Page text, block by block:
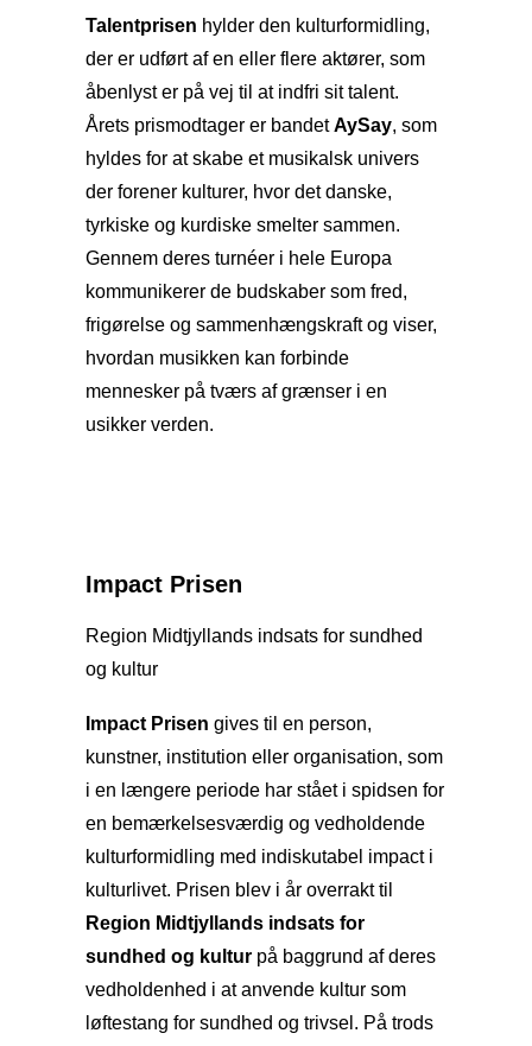
Talentprisen hylder den kulturformidling,
der er udført af en eller flere aktører, som
åbenlyst er på vej til at indfri sit talent.
Årets prismodtager er bandetAySay, som
hyldes for at skabe et musikalsk univers
der forener kulturer, hvor det danske,
tyrkiske og kurdiske smelter sammen.
Gennem deres turnéer i hele Europa
kommunikerer de budskaber som fred,
frigørelse og sammenhængskraft og viser,
hvordan musikken kan forbinde
mennesker på tværs af grænser i en
usikker verden.
Impact Prisen
Region Midtjyllands indsats for sundhed
og kultur
Impact Prisen gives til en person,
kunstner, institution eller organisation, som
i en længere periode har stået i spidsen for
en bemærkelsesværdig og vedholdende
kulturformidling med indiskutabel impact i
kulturlivet. Prisen blev i år overrakt til
Region Midtjyllands indsats for
sundhed og kultur på baggrund af deres
vedholdenhed i at anvende kultur som
løftestang for sundhed og trivsel. På trods